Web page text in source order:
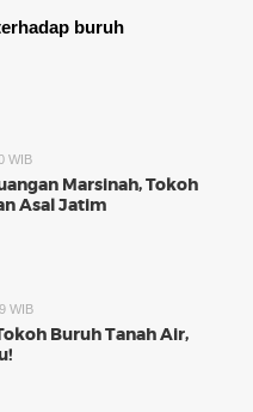
buruh
WIB
Marsinah, Tokoh
Asal Jatim
WIB
Buruh Tanah Air,